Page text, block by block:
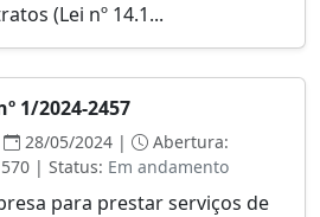
(Lei nº 14.1...
1/2024-2457
28/05/2024 |
Abertura:
570 | Status: Em andamento
para prestar serviços de